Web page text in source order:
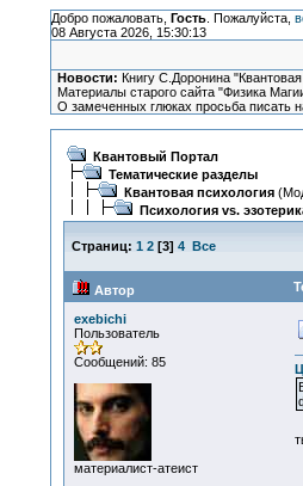
Добро пожаловать, Гость. Пожалуйста,
08 Августа 2026, 15:30:13
Новости: Книгу С.Доронина
Материалы старого сайта "Физика
О замеченных глюках просьба писать
Квантовый Портал
Тематические разделы
Квантовая психология
Психология vs.
Страниц: 1 2[3] 4 Все
Автор
exebichi
Пользователь
Сообщений: 85
материалист-атеист